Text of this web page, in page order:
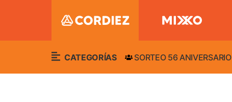
CATEGORÍAS SORTEO 56 ANIVERSARIO